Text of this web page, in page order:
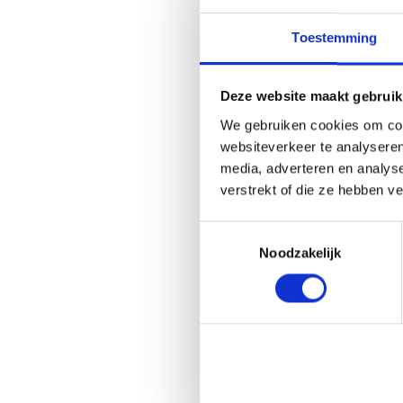
Toestemming
Deze website maakt
We gebruiken cookies om
websiteverkeer te
media, adverteren en
verstrekt of die ze hebben
Noodzakelijk
formaat
Neem